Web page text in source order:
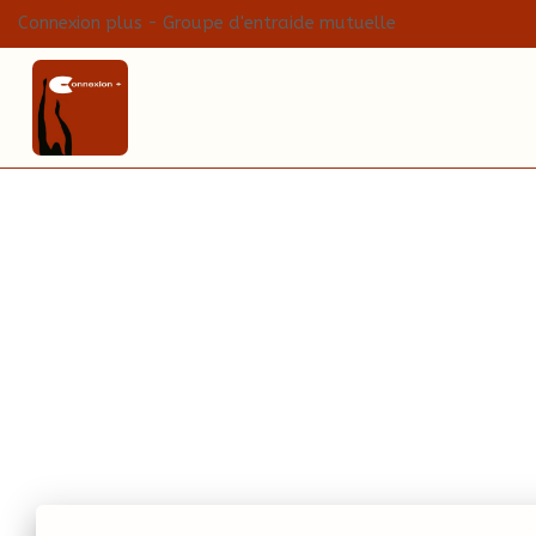
Connexion plus - Groupe d'entraide mutuelle